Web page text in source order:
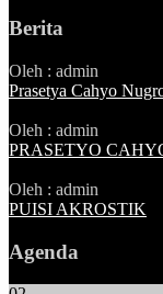
Berita
Oleh : admin
Prasetya Cahyo
Oleh : admin
PRASETYO
Oleh : admin
PUISI AKROSTIK
Agenda